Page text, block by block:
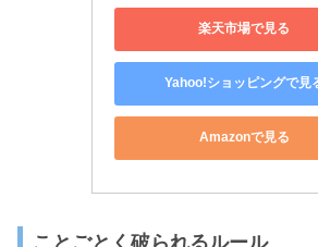
楽天市場で見る
Yahoo!ショッピングで見
Amazonで見る